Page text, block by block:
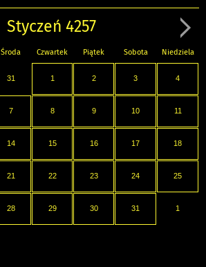
Styczeń 4257
Środa Czwartek Piątek Sobota Niedziela
31 1 2 3 4
7 8 9 10 11
14 15 16 17 18
21 22 23 24 25
28 29 30 31 1